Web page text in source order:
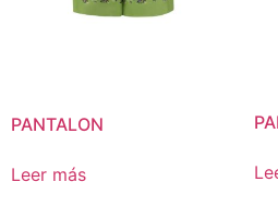
PANTALON
Leer más